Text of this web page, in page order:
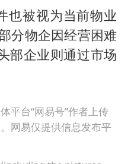
也被视为当前物业
分物企因经营困难
部企业则通过市场
平台“网易号”作者上传
网易仅提供信息发布平